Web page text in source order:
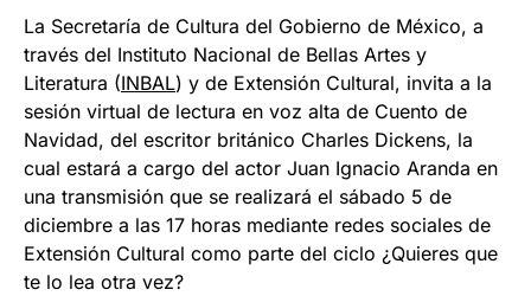
La Secretaría de Cultura del Gobierno de México, a
través del Instituto Nacional de Bellas Artes y
Literatura (INBAL) y de Extensión Cultural, invita a la
sesión virtual de lectura en voz alta de Cuento de
Navidad, del escritor británico Charles Dickens, la
cual estará a cargo del actor Juan Ignacio Aranda en
una transmisión que se realizará el sábado 5 de
diciembre a las 17 horas mediante redes sociales de
Extensión Cultural como parte del ciclo ¿Quieres que
te lo lea otra vez?